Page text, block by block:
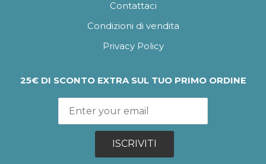
Contattaci
Condizioni di vendita
Privacy Policy
25€ DI SCONTO EXTRA SUL TUO PRIMO ORDINE
ISCRIVITI